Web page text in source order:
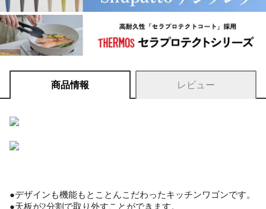
商品情報 レビュー
●デザインも機能もとことんこだわったキッチンワゴンです。
●天板が2分割で取り外すことができます。